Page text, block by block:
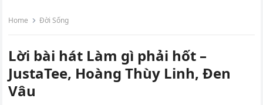
Home Đời Sống
Lời bài hát Làm gì phải hốt –
JustaTee, Hoàng Thùy Linh, Đen
Vâu